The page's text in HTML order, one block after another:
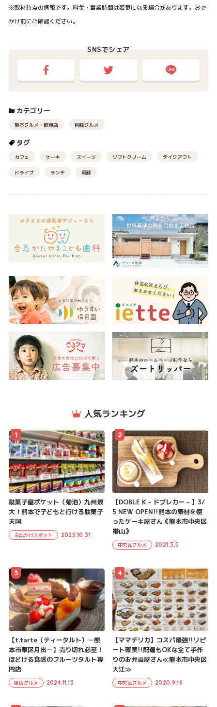
※取材時点の情報です。料金・営業時間は変更になる場合があります。おで
かけ前にご確認ください。
SNSでシェア
カテゴリー
熊本グルメ・飲食店 阿蘇グルメ
タグ
カフェ ケーキ スイーツ ソフトクリーム テイクアウト
ドライブ ランチ 阿蘇
人気ランキング
駄菓子屋ポケット（菊池）九州最
大！熊本で子どもと行ける駄菓子
天国
お出かけスポット 2025.10.31
1
【DOBLE K – ドブレカー – 】3/
5 NEW OPEN!!熊本の素材を使
ったケーキ屋さん《熊本市中央区
帯山》
中央区グルメ 2021.3.5
2
【t.tarte（ティータルト）－熊
本市東区月出－】売り切れ必至！
ほどける食感のフルーツタルト専
門店
東区グルメ 2024.11.13
3
【ママデリカ】コスパ最強!!リピ
ート確実!!配達もOKな全て手作
りのお弁当屋さん≪熊本市中央区
大江≫
中央区グルメ 2020.9.16
4